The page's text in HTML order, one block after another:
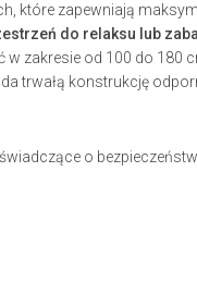
które zapewniają
do relaksu lub
zakresie od 100 do
trwałą konstrukcję
, świadczące o